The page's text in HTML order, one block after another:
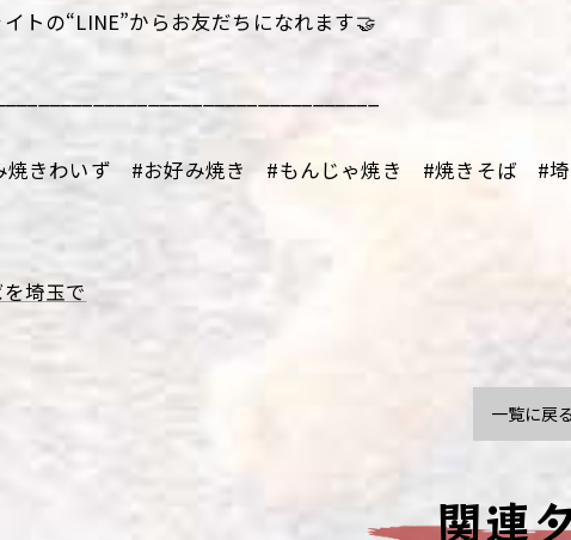
トの“LINE”からお友だちになれます🤝
焼きわいず #お好み焼き #もんじゃ焼き #焼きそば #
埼玉で
一覧に戻る
関連